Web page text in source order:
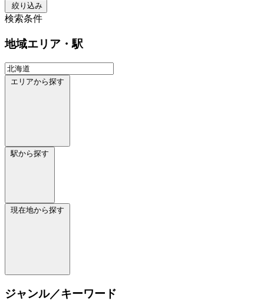
絞り込み
検索条件
地域エリア・駅
エリアから探す
駅から探す
現在地から探す
ジャンル／キーワード